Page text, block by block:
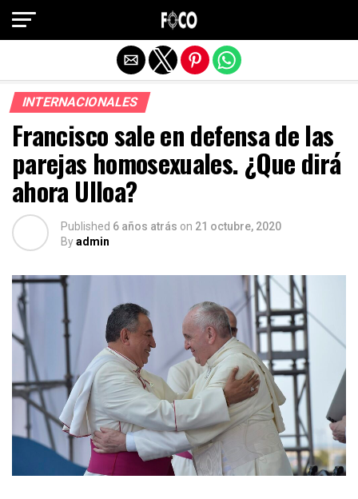
INTERNACIONALES
Francisco sale en defensa de las
parejas homosexuales. ¿Que dirá
ahora Ulloa?
Published 6 años atrás on 21 octubre, 2020
Byadmin
Salir de la versión móvil